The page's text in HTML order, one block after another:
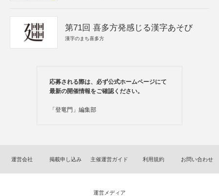
第71回 喜多方発感じる漢字あそび
漢字のまち喜多方
応募される際は、必ず公式ホームページにて
最新の開催情報をご確認ください。
「登竜門」編集部
運営会社 掲載申し込み 主催運営ガイド 利用規約 お問い合わせ
運営メディア